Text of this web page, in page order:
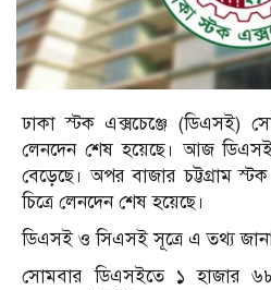
ঢাকা স্টক এক্সচেঞ্জে (ডিএসই)
লেনদেন শেষ হয়েছে। আজ
বেড়েছে। অপর বাজার চট্টগ্রাম
চিত্রে লেনদেন শেষ হয়েছে।
ডিএসই ও সিএসই সূত্রে এ তথ্য
সোমবার ডিএসইতে ১ হাজার